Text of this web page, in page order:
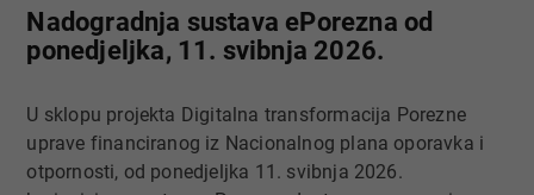
Nadogradnja sustava ePorezna od
ponedjeljka, 11. svibnja 2026.
U sklopu projekta Digitalna transformacija Porezne
uprave financiranog iz Nacionalnog plana oporavka i
otpornosti, od ponedjeljka 11. svibnja 2026.